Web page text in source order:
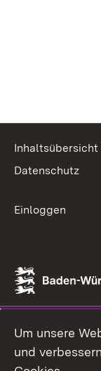
Inhaltsübersicht
Datenschutz
Einloggen
Um unsere
und